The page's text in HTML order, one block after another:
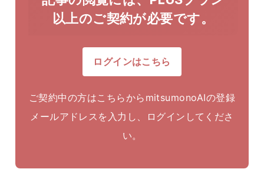
以上のご契約が必要です。
ログインはこちら
ご契約中の方はこちらからmitsumonoAIの登録
メールアドレスを入力し、ログインしてくださ
い。